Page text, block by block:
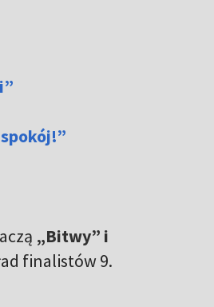
„Bitwy” i
finalistów 9.